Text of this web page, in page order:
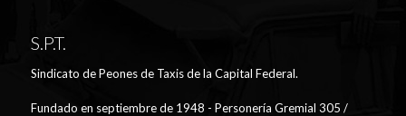
S.P.T.
Sindicato de Peones de Taxis de la Capital Federal.
Fundado en septiembre de 1948 - Personería Gremial 305 /